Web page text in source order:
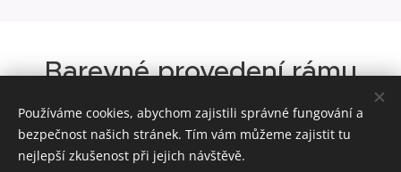
Barevné provedení rámu
Standard
Používáme cookies, abychom zajistili správné fungování a
bezpečnost našich stránek. Tím vám můžeme zajistit tu
nejlepší zkušenost při jejich návštěvě.